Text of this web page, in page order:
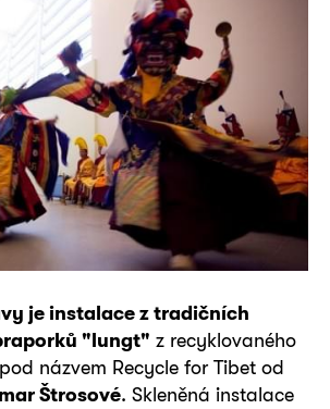
je instalace z tradičních
"lungt" z recyklovaného
názvem Recycle for Tibet od
Štrosové. Skleněná instalace